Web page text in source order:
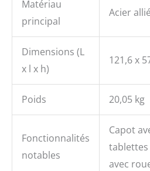
Matériau
principal
Acier allié
Dimensions (L
x l x h)
121,6 x
Poids 20,05 kg
Fonctionnalités
notables
Capot
avec